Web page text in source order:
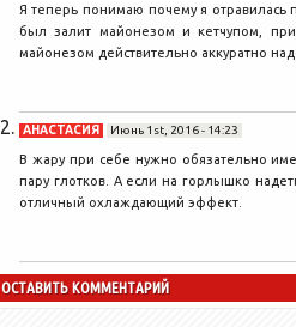
Я теперь понимаю почему я отравилась
был залит майонезом и кетчупом,
майонезом действительно аккуратно
АНАСТАСИЯ Июнь 1st, 2016 - 14:23
В жару при себе нужно обязательно
пару глотков. А если на горлышко
отличный охлаждающий эффект.
ОСТАВИТЬ КОММЕНТАРИЙ